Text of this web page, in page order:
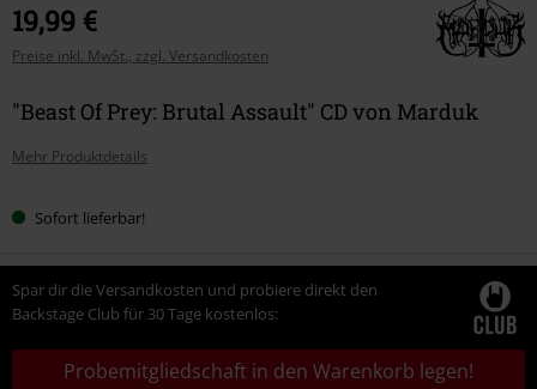
19,99 €
Preise inkl. MwSt., zzgl. Versandkosten
"Beast Of Prey: Brutal Assault" CD von Marduk
Mehr Produktdetails
Sofort lieferbar!
Spar dir die Versandkosten und probiere direkt den
Backstage Club für 30 Tage kostenlos:
Probemitgliedschaft in den Warenkorb legen!